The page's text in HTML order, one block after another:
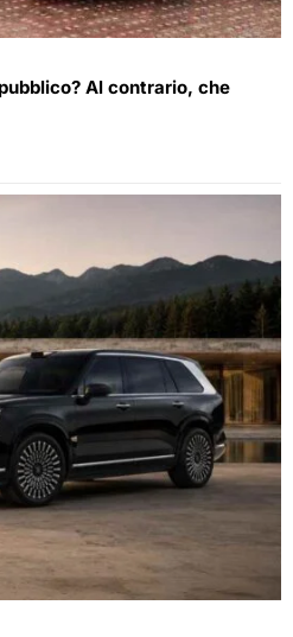
Al contrario, che